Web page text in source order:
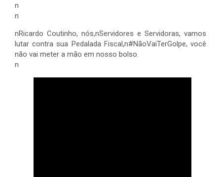
n
n
nRicardo Coutinho, nós,nServidores e Servidoras, vamos
lutar contra sua Pedalada Fiscal,n#NãoVaiTerGolpe, você
não vai meter a mão em nosso bolso.
n